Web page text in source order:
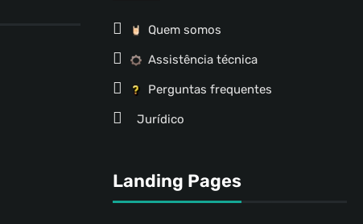
Quem somos
Assistência técnica
Perguntas frequentes
Jurídico
Landing Pages